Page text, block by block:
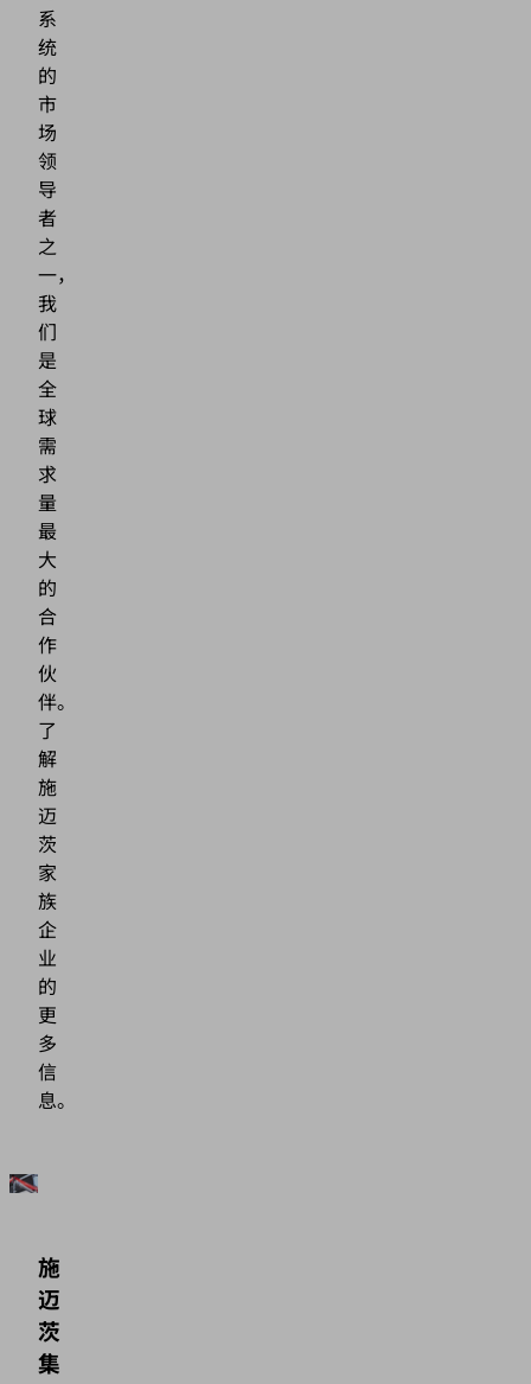
系
统
的
市
场
领
导
者
之
一，
我
们
是
全
球
需
求
量
最
大
的
合
作
伙
伴。
了
解
施
迈
茨
家
族
企
业
的
更
多
信
息。
施
迈
茨
集